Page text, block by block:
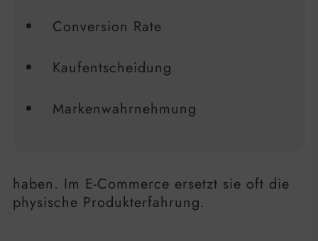
Conversion Rate
Kaufentscheidung
Markenwahrnehmung
haben. Im E-Commerce ersetzt sie oft die
physische Produkterfahrung.